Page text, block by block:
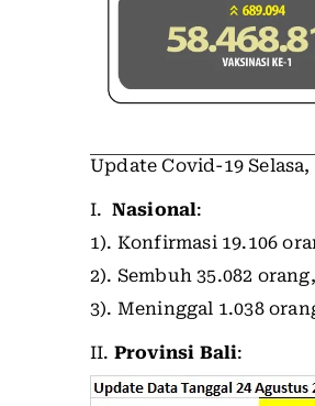
Update Covid-19 Selasa,
I. Nasional:
1). Konfirmasi 19.106
2). Sembuh 35.082
3). Meninggal 1.038
II. Provinsi Bali: